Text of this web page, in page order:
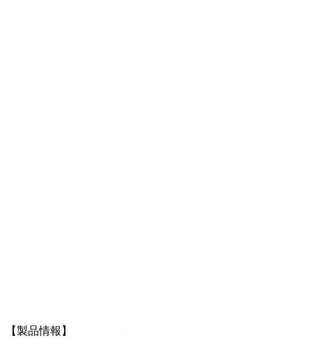
【製品情報】